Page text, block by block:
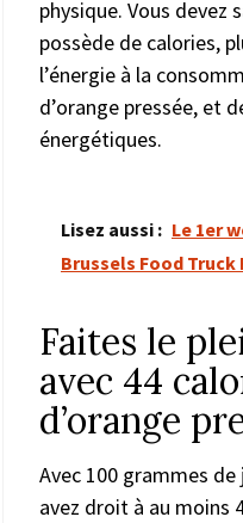
physique. Vous devez
possède de calories,
l’énergie à la
d’orange pressée, et
énergétiques.
Lisez aussi : Le 1er
Brussels Food Truck
Faites le
avec 44
d’orange
Avec 100 grammes de
avez droit à au moins